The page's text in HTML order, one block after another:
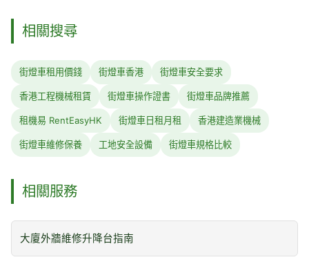
相關搜尋
街燈車租用價錢 街燈車香港 街燈車安全要求
香港工程機械租賃 街燈車操作證書 街燈車品牌推薦
租機易 RentEasyHK 街燈車日租月租 香港建造業機械
街燈車維修保養 工地安全設備 街燈車規格比較
相關服務
大廈外牆維修升降台指南